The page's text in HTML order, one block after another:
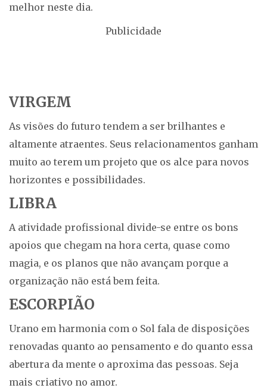
melhor neste dia.
Publicidade
VIRGEM
As visões do futuro tendem a ser brilhantes e
altamente atraentes. Seus relacionamentos ganham
muito ao terem um projeto que os alce para novos
horizontes e possibilidades.
LIBRA
A atividade profissional divide-se entre os bons
apoios que chegam na hora certa, quase como
magia, e os planos que não avançam porque a
organização não está bem feita.
ESCORPIÃO
Urano em harmonia com o Sol fala de disposições
renovadas quanto ao pensamento e do quanto essa
abertura da mente o aproxima das pessoas. Seja
mais criativo no amor.